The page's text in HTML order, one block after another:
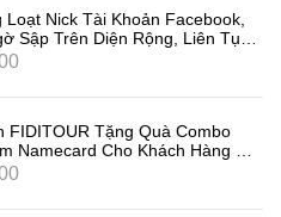
Nick Tài Khoản Facebook,
Sập Trên Diện Rộng, Liên Tục
Là Gì
FIDITOUR Tặng Quà Combo
Namecard Cho Khách Hàng Dịp